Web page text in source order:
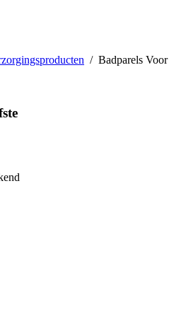
/ Badparels Voor